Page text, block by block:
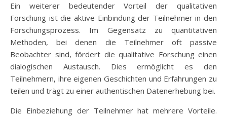
Ein weiterer bedeutender Vorteil der qualitativen
Forschung ist die aktive Einbindung der Teilnehmer in den
Forschungsprozess. Im Gegensatz zu quantitativen
Methoden, bei denen die Teilnehmer oft passive
Beobachter sind, fördert die qualitative Forschung einen
dialogischen Austausch. Dies ermöglicht es den
Teilnehmern, ihre eigenen Geschichten und Erfahrungen zu
teilen und trägt zu einer authentischen Datenerhebung bei.
Die Einbeziehung der Teilnehmer hat mehrere Vorteile.